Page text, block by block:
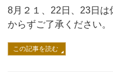
8月２１、22日、23日は
からずご了承ください。
この記事を読む